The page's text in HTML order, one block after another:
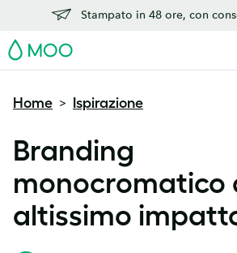
Stampato in 48 ore, con
MOO
Home > Ispirazione
Branding
monocromatico
altissimo